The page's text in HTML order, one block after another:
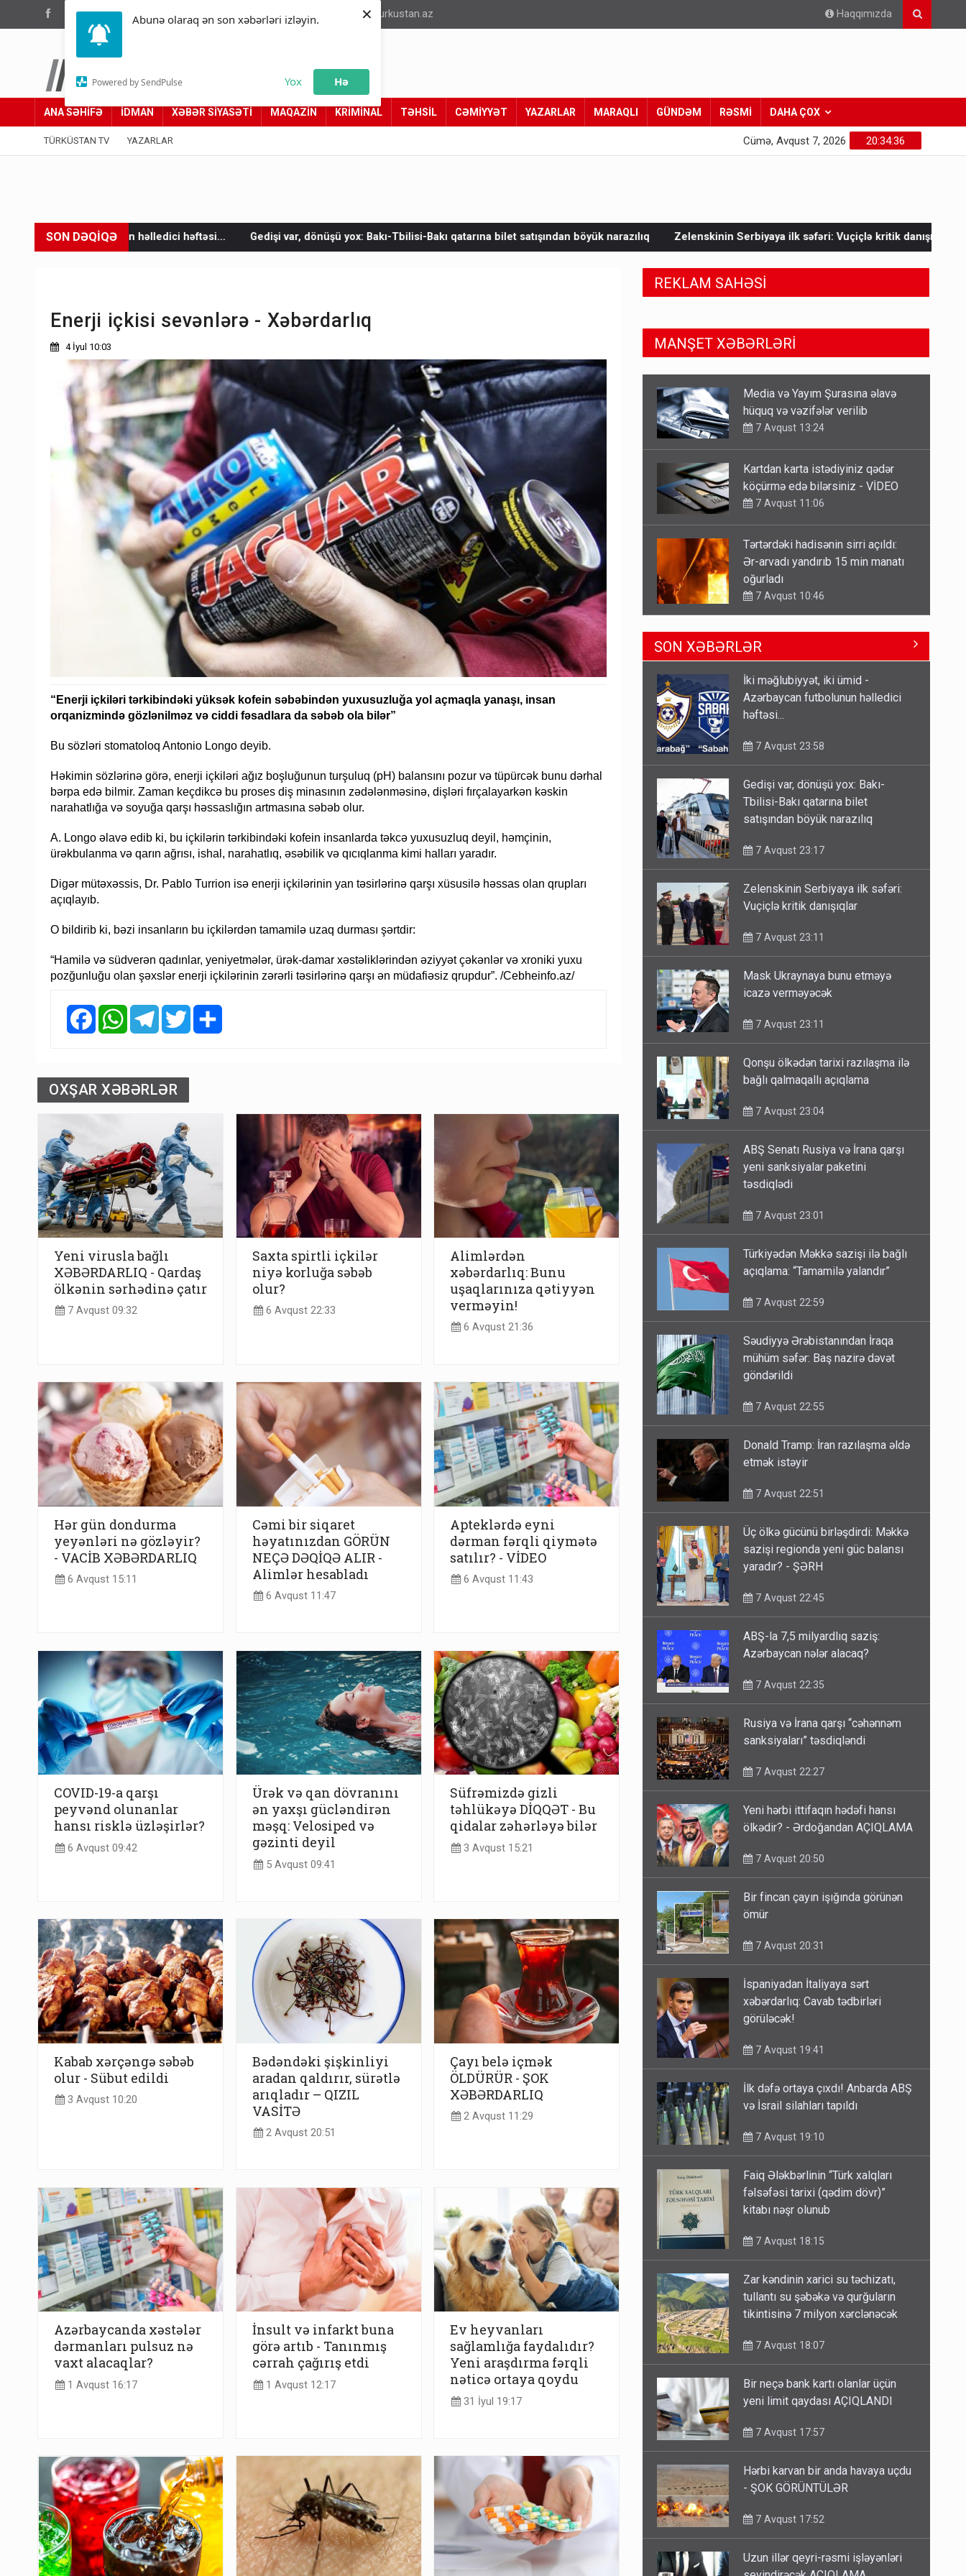
Abunə olaraq ən son xəbərləri izləyin.
Powered by SendPulse Yox Hə
×
(012) 449 94 05 info@turkustan.az Haqqımızda
Türküstan.az
Adımız yolumuzdur
ANA SƏHİFƏ İDMAN XƏBƏR SİYASƏTİ MAQAZİN KRİMİNAL TƏHSİL CƏMİYYƏT YAZARLAR MARAQLI GÜNDƏM RƏSMİ DAHA ÇOX
TÜRKÜSTAN TV YAZARLAR 20:34:38
Cümə, Avqust 7, 2026
SON DƏQİQƏ
həlledici həftəsi... Gedişi var, dönüşü yox: Bakı-Tbilisi-Bakı qatarına bilet satışından böyük narazılıq Zelenskinin Serbiyaya ilk səfəri: Vuçiçlə kritik danışıqlar Mask Ukraynaya
Enerji içkisi sevənlərə - Xəbərdarlıq
4 İyul 10:03
“Enerji içkiləri tərkibindəki yüksək kofein səbəbindən yuxusuzluğa yol açmaqla yanaşı, insan
orqanizmində gözlənilməz və ciddi fəsadlara da səbəb ola bilər”
Bu sözləri stomatoloq Antonio Longo deyib.
Həkimin sözlərinə görə, enerji içkiləri ağız boşluğunun turşuluq (pH) balansını pozur və tüpürcək bunu dərhal
bərpa edə bilmir. Zaman keçdikcə bu proses diş minasının zədələnməsinə, dişləri fırçalayarkən kəskin
narahatlığa və soyuğa qarşı həssaslığın artmasına səbəb olur.
A. Longo əlavə edib ki, bu içkilərin tərkibindəki kofein insanlarda təkcə yuxusuzluq deyil, həmçinin,
ürəkbulanma və qarın ağrısı, ishal, narahatlıq, əsəbilik və qıcıqlanma kimi halları yaradır.
Digər mütəxəssis, Dr. Pablo Turrion isə enerji içkilərinin yan təsirlərinə qarşı xüsusilə həssas olan qrupları
açıqlayıb.
O bildirib ki, bəzi insanların bu içkilərdən tamamilə uzaq durması şərtdir:
“Hamilə və südverən qadınlar, yeniyetmələr, ürək-damar xəstəliklərindən əziyyət çəkənlər və xroniki yuxu
pozğunluğu olan şəxslər enerji içkilərinin zərərli təsirlərinə qarşı ən müdafiəsiz qrupdur”. /Cebheinfo.az/
FacebookWhatsAppTelegramTwitter
OXŞAR XƏBƏRLƏR
Yeni virusla bağlı
XƏBƏRDARLIQ - Qardaş
ölkənin sərhədinə çatır
7 Avqust 09:32
Saxta spirtli içkilər
niyə korluğa səbəb
olur?
6 Avqust 22:33
Alimlərdən
xəbərdarlıq: Bunu
uşaqlarınıza qətiyyən
verməyin!
6 Avqust 21:36
Hər gün dondurma
yeyənləri nə gözləyir?
- VACİB XƏBƏRDARLIQ
6 Avqust 15:11
Cəmi bir siqaret
həyatınızdan GÖRÜN
NEÇƏ DƏQİQƏ ALIR -
Alimlər hesabladı
6 Avqust 11:47
Apteklərdə eyni
dərman fərqli qiymətə
satılır? - VİDEO
6 Avqust 11:43
COVID-19-a qarşı
peyvənd olunanlar
hansı risklə üzləşirlər?
6 Avqust 09:42
Ürək və qan dövranını
ən yaxşı gücləndirən
məşq: Velosiped və
gəzinti deyil
5 Avqust 09:41
Süfrəmizdə gizli
təhlükəyə DİQQƏT - Bu
qidalar zəhərləyə bilər
3 Avqust 15:21
Kabab xərçəngə səbəb
olur - Sübut edildi
3 Avqust 10:20
Bədəndəki şişkinliyi
aradan qaldırır, sürətlə
arıqladır – QIZIL
VASİTƏ
2 Avqust 20:51
Çayı belə içmək
ÖLDÜRÜR - ŞOK
XƏBƏRDARLIQ
2 Avqust 11:29
Azərbaycanda xəstələr
dərmanları pulsuz nə
vaxt alacaqlar?
1 Avqust 16:17
İnsult və infarkt buna
görə artıb - Tanınmış
cərrah çağırış etdi
1 Avqust 12:17
Ev heyvanları
sağlamlığa faydalıdır?
Yeni araşdırma fərqli
nəticə ortaya qoydu
31 İyul 19:17
REKLAM SAHƏSİ
MANŞET XƏBƏRLƏRİ
Kartdan karta istədiyiniz qədər
köçürmə edə bilərsiniz - VİDEO
7 Avqust 11:06
Tərtərdəki hadisənin sirri açıldı:
Ər-arvadı yandırıb 15 min manatı
oğurladı
Əhaliyə hava ilə bağlı VACİB
XƏBƏRDARLIQ - Saat 11:00-dan…
7 Avqust 09:15
Gedişi var, dönüşü yox: Bakı-
Tbilisi-Bakı qatarına bilet
7 Avqust 23:17
Məhərrəmovun oğludur - DOSYE
Media və Yayım Şurasına əlavə
hüquq və vəzifələr verilib
SON XƏBƏRLƏR
İki məğlubiyyət, iki ümid -
Azərbaycan futbolunun həlledici
həftəsi...
7 Avqust 23:58
Gedişi var, dönüşü yox: Bakı-
Tbilisi-Bakı qatarına bilet
satışından böyük narazılıq
7 Avqust 23:17
Zelenskinin Serbiyaya ilk səfəri:
Vuçiçlə kritik danışıqlar
7 Avqust 23:11
Mask Ukraynaya bunu etməyə
icazə verməyəcək
7 Avqust 23:11
Qonşu ölkədən tarixi razılaşma ilə
bağlı qalmaqallı açıqlama
7 Avqust 23:04
ABŞ Senatı Rusiya və İrana qarşı
yeni sanksiyalar paketini
təsdiqlədi
7 Avqust 23:01
Türkiyədən Məkkə sazişi ilə bağlı
açıqlama: “Tamamilə yalandır”
7 Avqust 22:59
Səudiyyə Ərəbistanından İraqa
mühüm səfər: Baş nazirə dəvət
göndərildi
7 Avqust 22:55
Donald Tramp: İran razılaşma əldə
etmək istəyir
7 Avqust 22:51
Üç ölkə gücünü birləşdirdi: Məkkə
sazişi regionda yeni güc balansı
yaradır? - ŞƏRH
7 Avqust 22:45
ABŞ-la 7,5 milyardlıq saziş:
Azərbaycan nələr alacaq?
7 Avqust 22:35
Rusiya və İrana qarşı “cəhənnəm
sanksiyaları” təsdiqləndi
7 Avqust 22:27
Yeni hərbi ittifaqın hədəfi hansı
ölkədir? - Ərdoğandan AÇIQLAMA
7 Avqust 20:50
Bir fincan çayın işığında görünən
ömür
7 Avqust 20:31
İspaniyadan İtaliyaya sərt
xəbərdarlıq: Cavab tədbirləri
görüləcək!
7 Avqust 19:41
İlk dəfə ortaya çıxdı! Anbarda ABŞ
və İsrail silahları tapıldı
7 Avqust 19:10
Faiq Ələkbərlinin “Türk xalqları
fəlsəfəsi tarixi (qədim dövr)”
kitabı nəşr olunub
7 Avqust 18:15
Zar kəndinin xarici su təchizatı,
tullantı su şəbəkə və qurğuların
tikintisinə 7 milyon xərclənəcək
7 Avqust 18:07
Bir neçə bank kartı olanlar üçün
yeni limit qaydası AÇIQLANDI
7 Avqust 17:57
Hərbi karvan bir anda havaya uçdu
- ŞOK GÖRÜNTÜLƏR
7 Avqust 17:52
Uzun illər qeyri-rəsmi işləyənləri